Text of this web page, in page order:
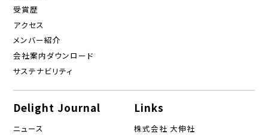
受賞歴
アクセス
メンバー紹介
会社案内ダウンロード
サステナビリティ
Delight Journal
ニュース
Links
株式会社 大伸社